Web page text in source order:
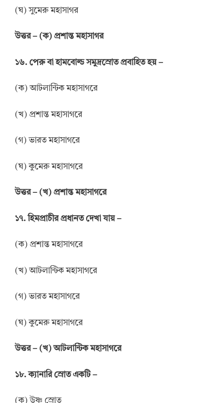
(ঘ) সুমেরু মহাসাগর
উত্তর– (ক) প্রশান্ত মহাসাগর
১৬. পেরু বা হামবোল্ড সমুদ্রস্রোত প্রবাহিত হয় –
(ক) আটলান্টিক মহাসাগরে
(খ) প্রশান্ত মহাসাগরে
(গ) ভারত মহাসাগরে
(ঘ) কুমেরু মহাসাগরে
উত্তর– (খ) প্রশান্ত মহাসাগরে
১৭. হিমপ্রাচীর প্রধানত দেখা যায় –
(ক) প্রশান্ত মহাসাগরে
(খ) আটলান্টিক মহাসাগরে
(গ) ভারত মহাসাগরে
(ঘ) কুমেরু মহাসাগরে
উত্তর– (খ) আটলান্টিক মহাসাগরে
১৮. ক্যানারি স্রোত একটি –
(ক) উষ্ণ স্রোত